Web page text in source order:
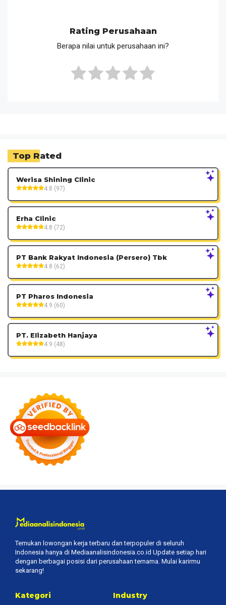
Rating Perusahaan
Berapa nilai untuk perusahaan ini?
Top Rated
Werisa Shining Clinic
4.8 (97)
Erha Clinic
4.8 (72)
PT Bank Rakyat Indonesia (Persero) Tbk
4.8 (62)
PT Pharos Indonesia
4.9 (60)
PT. Elizabeth Hanjaya
4.9 (48)
Temukan lowongan kerja terbaru dan terpopuler di seluruh
Indonesia hanya di Mediaanalisindonesia.co.id Update setiap hari
dengan berbagai posisi dari perusahaan ternama. Mulai karirmu
sekarang!
Kategori Industry